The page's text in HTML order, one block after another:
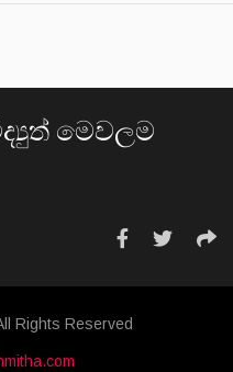
මෙවලම
Rights Reserved